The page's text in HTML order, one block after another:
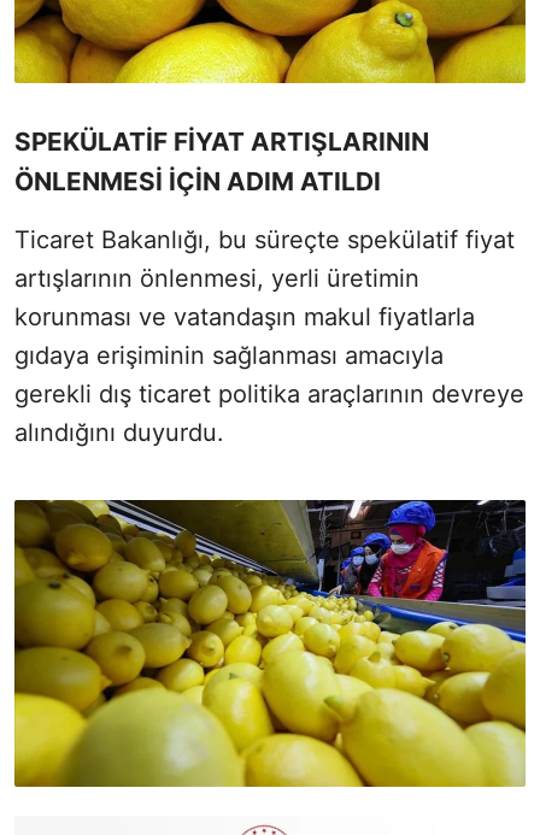
SPEKÜLATİF FİYAT ARTIŞLARININ
ÖNLENMESİ İÇİN ADIM ATILDI
Ticaret Bakanlığı, bu süreçte spekülatif fiyat
artışlarının önlenmesi, yerli üretimin
korunması ve vatandaşın makul fiyatlarla
gıdaya erişiminin sağlanması amacıyla
gerekli dış ticaret politika araçlarının devreye
alındığını duyurdu.